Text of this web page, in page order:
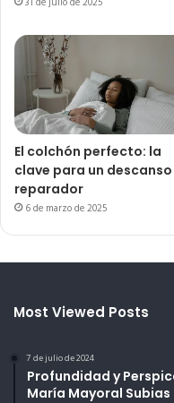
El colchón perfecto: la
clave para un descanso
reparador
6 de marzo de 2025
Most Viewed Posts
7 de julio de 2024
Profundidad y
María Mayoral Subias